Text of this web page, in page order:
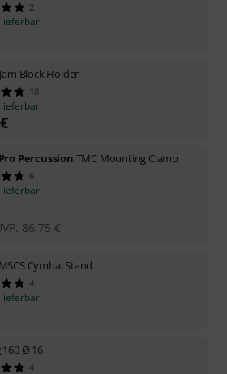
2
Block Holder
18
€
Percussion TMC Mounting Clamp
6
86,75 €
Cymbal Stand
4
160 Ø 16
4